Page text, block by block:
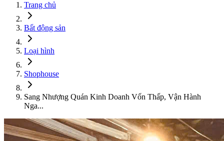
Trang chủ
Bất động sản
Loại hình
Shophouse
Sang Nhượng Quán Kinh Doanh Vốn Thấp, Vận Hành
Nga...